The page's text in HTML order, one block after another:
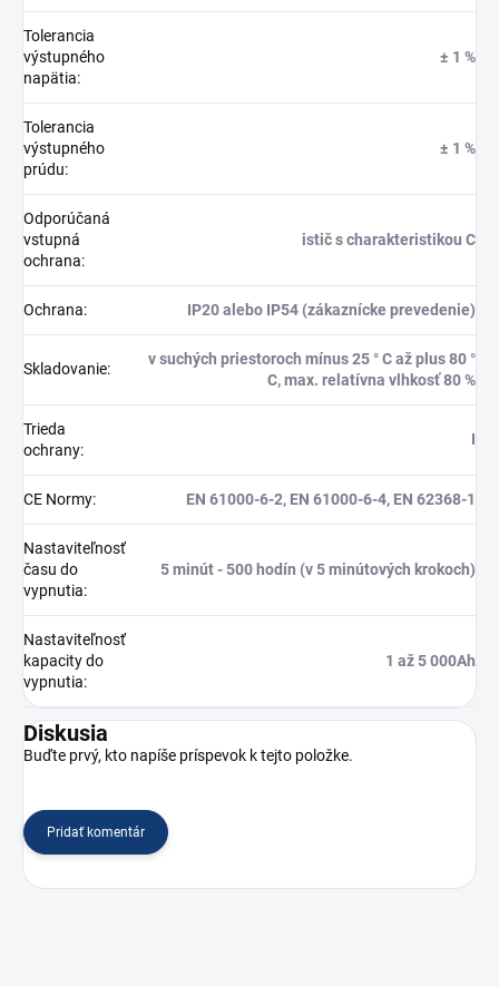
Tolerancia
výstupného
napätia:
± 1 %
Tolerancia
výstupného
prúdu:
± 1 %
Odporúčaná
vstupná
ochrana:
istič s charakteristikou C
Ochrana: IP20 alebo IP54 (zákaznícke prevedenie)
Skladovanie:
v suchých priestoroch mínus 25 ° C až plus 80 °
C, max. relatívna vlhkosť 80 %
Trieda
ochrany:
I
CE Normy: EN 61000-6-2, EN 61000-6-4, EN 62368-1
Nastaviteľnosť
času do
vypnutia:
5 minút - 500 hodín (v 5 minútových krokoch)
Nastaviteľnosť
kapacity do
vypnutia:
1 až 5 000Ah
Diskusia
Buďte prvý, kto napíše príspevok k tejto položke.
Pridať komentár